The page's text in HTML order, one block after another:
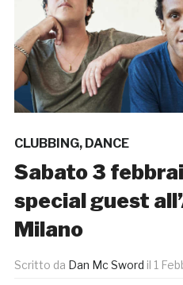
CLUBBING, DANCE
Sabato 3
special guest
Milano
Scritto da Dan Mc Sword il 1